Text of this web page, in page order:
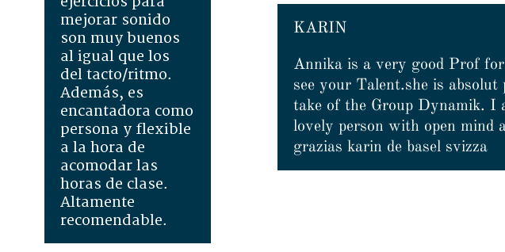
KARIN
Annika is a very good Prof
see your Talent.she is
take of the Group Dynamik. I
lovely person with open mind
grazias karin de basel svizza
mejorar sonido
son muy buenos
al igual que los
del tacto/ritmo.
Además, es
encantadora como
persona y flexible
a la hora de
acomodar las
horas de clase.
Altamente
recomendable.